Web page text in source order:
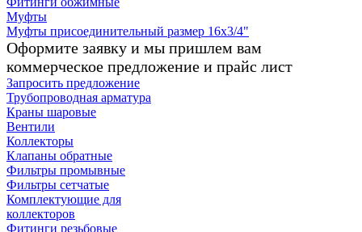
Муфты
Муфты присоединительный размер 16х3/4"
Оформите заявку и мы пришлем вам
коммерческое предложение и прайс лист
Запросить предложение
Трубопроводная арматура
Краны шаровые
Вентили
Коллекторы
Клапаны обратные
Фильтры промывные
Фильтры сетчатые
Комплектующие для
коллекторов
Фитинги резьбовые